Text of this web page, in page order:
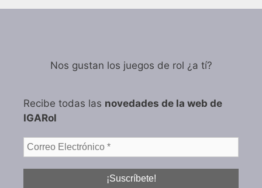
Nos gustan los juegos de rol ¿a tí?
Recibe todas las novedades de la web de
IGARol